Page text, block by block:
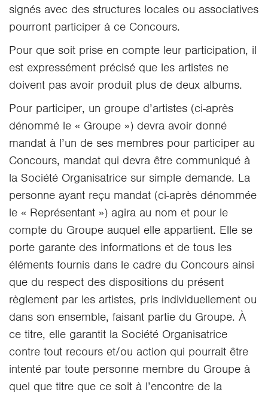
signés avec des structures locales ou associatives
pourront participer à ce Concours.
Pour que soit prise en compte leur participation, il
est expressément précisé que les artistes ne
doivent pas avoir produit plus de deux albums.
Pour participer, un groupe d’artistes (ci-après
dénommé le « Groupe ») devra avoir donné
mandat à l’un de ses membres pour participer au
Concours, mandat qui devra être communiqué à
la Société Organisatrice sur simple demande. La
personne ayant reçu mandat (ci-après dénommée
le « Représentant ») agira au nom et pour le
compte du Groupe auquel elle appartient. Elle se
porte garante des informations et de tous les
éléments fournis dans le cadre du Concours ainsi
que du respect des dispositions du présent
règlement par les artistes, pris individuellement ou
dans son ensemble, faisant partie du Groupe. À
ce titre, elle garantit la Société Organisatrice
contre tout recours et/ou action qui pourrait être
intenté par toute personne membre du Groupe à
quel que titre que ce soit à l’encontre de la